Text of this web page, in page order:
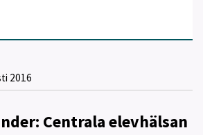
2016
Centrala elevhälsan